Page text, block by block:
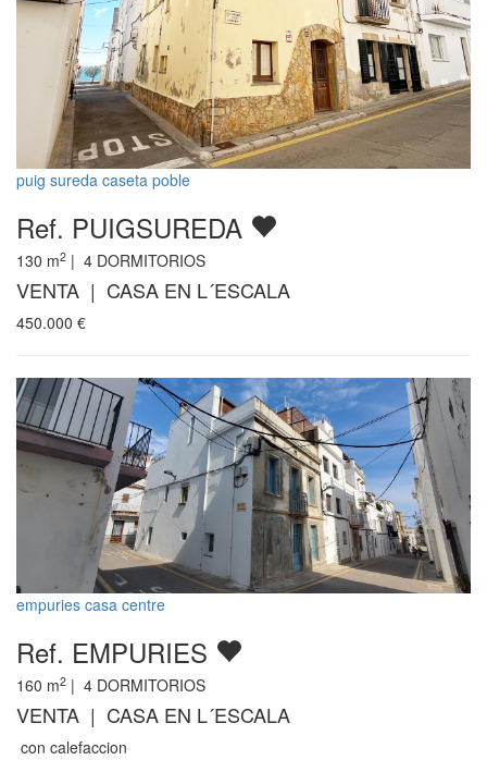
puig sureda caseta poble
Ref. PUIGSUREDA
130 m2 | 4 DORMITORIOS
VENTA | CASA EN L´ESCALA
450.000 €
empuries casa centre
Ref. EMPURIES
160 m2 | 4 DORMITORIOS
VENTA | CASA EN L´ESCALA
con calefaccion